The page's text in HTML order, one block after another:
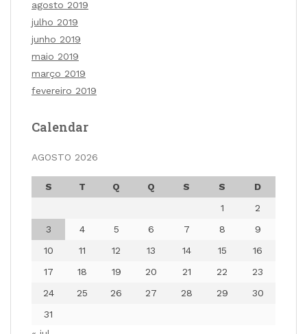
agosto 2019
julho 2019
junho 2019
maio 2019
março 2019
fevereiro 2019
Calendar
AGOSTO 2026
S T Q Q S S
D
1
2
3
4 5 6 7 8
9
10
11 12 13 14 15
16
17
18 19 20 21 22
23
24
25 26 27 28 29
30
31